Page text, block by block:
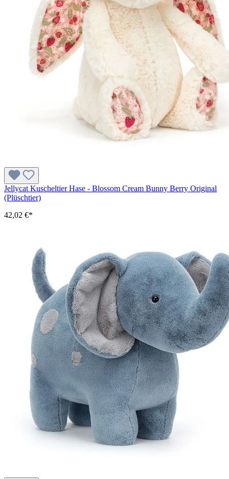
Jellycat Kuscheltier Hase - Blossom Cream Bunny Berry Original
(Plüschtier)
42,02 €*